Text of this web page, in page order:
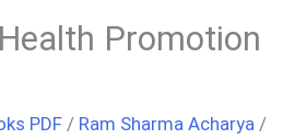
Health Promotion
PDF / Ram Sharma Acharya /